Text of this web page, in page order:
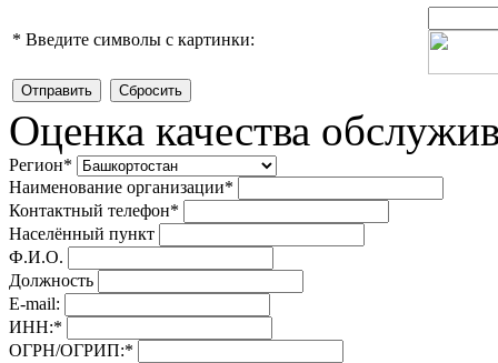
* Введите символы с картинки:
Оценка качества
Регион*
Наименование организации*
Контактный телефон*
Населённый пункт
Ф.И.О.
Должность
E-mail:
ИНН:*
ОГРН/ОГРИП:*